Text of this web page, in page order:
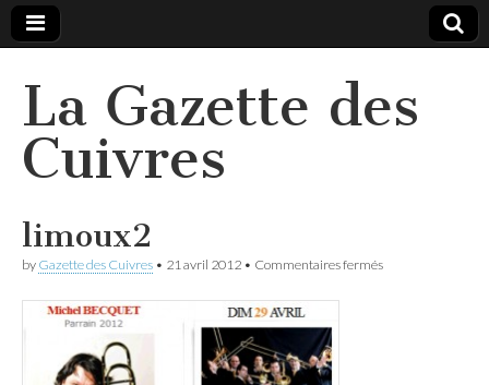
La Gazette des
Cuivres
limoux2
by Gazette des Cuivres • 21 avril 2012 • Commentaires ferméssur